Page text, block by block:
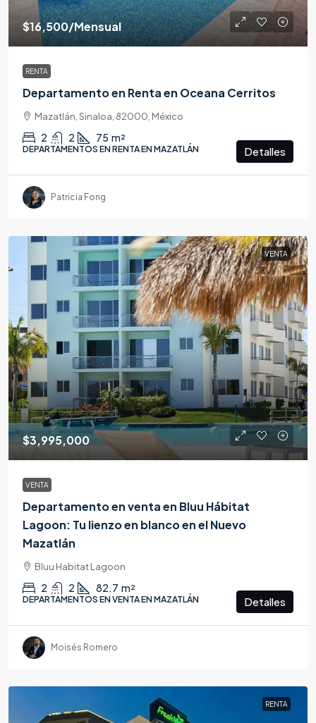
$16,500/Mensual
RENTA
Departamento en Renta en Oceana Cerritos
Mazatlán, Sinaloa, 82000, México
2 2 75 m²
DEPARTAMENTOS EN RENTA EN MAZATLÁN Detalles
Patricia Fong
VENTA
$3,995,000
VENTA
Departamento en venta en Bluu Hábitat
Lagoon: Tu lienzo en blanco en el Nuevo
Mazatlán
Bluu Habitat Lagoon
2 2 82.7 m²
DEPARTAMENTOS EN VENTA EN MAZATLÁN Detalles
Moisés Romero
RENTA